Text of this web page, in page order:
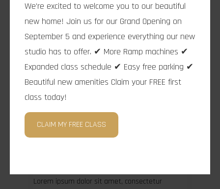
admin
Nor again is there
anyone who loves
or
March 21, 2023·admin
Lorem ipsum dolor sit amet, consectetur
We're excited to welcome you to our beautiful
new home! Join us for our Grand Opening on
September 5 and experience everything our new
studio has to offer. ✔ More Ramp machines ✔
Expanded class schedule ✔ Easy free parking ✔
Beautiful new amenities Claim your FREE first
class today!
CLAIM MY FREE CLASS